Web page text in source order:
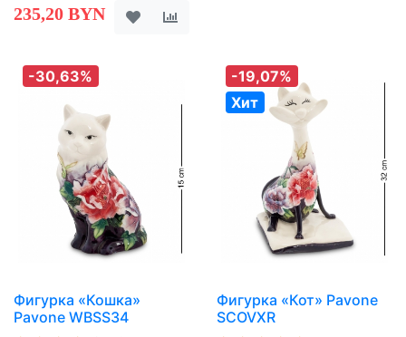
235,20 BYN
-30,63%
Фигурка «Кошка»
Pavone WBSS34
-19,07%
Хит
Фигурка «Кот» Pavone
SCOVXR